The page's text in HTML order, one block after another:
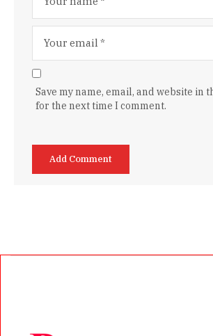
Save my name, email, and website in
for the next time I comment.